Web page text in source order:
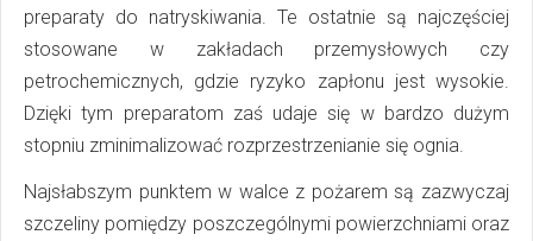
preparaty do natryskiwania. Te ostatnie są najczęściej
stosowane w zakładach przemysłowych czy
petrochemicznych, gdzie ryzyko zapłonu jest wysokie.
Dzięki tym preparatom zaś udaje się w bardzo dużym
stopniu zminimalizować rozprzestrzenianie się ognia.
Najsłabszym punktem w walce z pożarem są zazwyczaj
szczeliny pomiędzy poszczególnymi powierzchniami oraz